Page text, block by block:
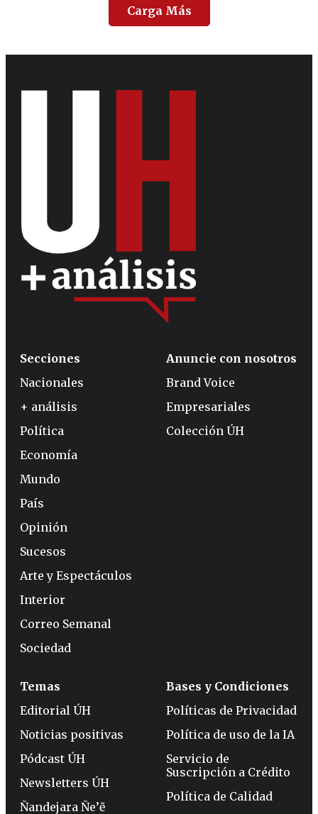
Carga Más
Secciones
Nacionales
+ análisis
Política
Economía
Mundo
País
Opinión
Sucesos
Arte y Espectáculos
Interior
Correo Semanal
Sociedad
Anuncie con nosotros
Brand Voice
Empresariales
Colección ÚH
Temas
Editorial ÚH
Noticias positivas
Pódcast ÚH
Newsletters ÚH
Ñandejara Ñe’ẽ
Bases y Condiciones
Políticas de Privacidad
Política de uso de la IA
Servicio de
Suscripción a Crédito
Política de Calidad